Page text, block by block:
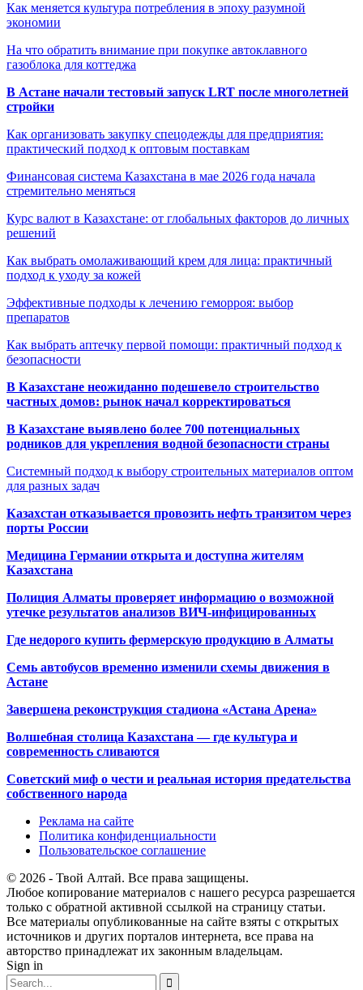
Как меняется культура потребления в эпоху разумной
экономии
На что обратить внимание при покупке автоклавного
газоблока для коттеджа
В Астане начали тестовый запуск LRT после многолетней
стройки
Как организовать закупку спецодежды для предприятия:
практический подход к оптовым поставкам
Финансовая система Казахстана в мае 2026 года начала
стремительно меняться
Курс валют в Казахстане: от глобальных факторов до личных
решений
Как выбрать омолаживающий крем для лица: практичный
подход к уходу за кожей
Эффективные подходы к лечению геморроя: выбор
препаратов
Как выбрать аптечку первой помощи: практичный подход к
безопасности
В Казахстане неожиданно подешевело строительство
частных домов: рынок начал корректироваться
В Казахстане выявлено более 700 потенциальных
родников для укрепления водной безопасности страны
Системный подход к выбору строительных материалов оптом
для разных задач
Казахстан отказывается провозить нефть транзитом через
порты России
Медицина Германии открыта и доступна жителям
Казахстана
Полиция Алматы проверяет информацию о возможной
утечке результатов анализов ВИЧ-инфицированных
Где недорого купить фермерскую продукцию в Алматы
Семь автобусов временно изменили схемы движения в
Астане
Завершена реконструкция стадиона «Астана Арена»
Волшебная столица Казахстана — где культура и
современность сливаются
Советский миф о чести и реальная история предательства
собственного народа
Реклама на сайте
Политика конфиденциальности
Пользовательское соглашение
© 2026 - Твой Алтай. Все права защищены.
Любое копирование материалов с нашего ресурса разрешается
только с обратной активной ссылкой на страницу статьи.
Все материалы опубликованные на сайте взяты с открытых
источников и других порталов интернета, все права на
авторство принадлежат их законным владельцам.
Sign in